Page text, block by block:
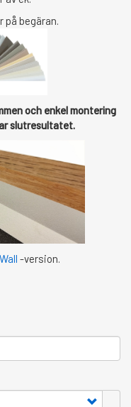
på begäran.
och enkel montering
slutresultatet.
-version.